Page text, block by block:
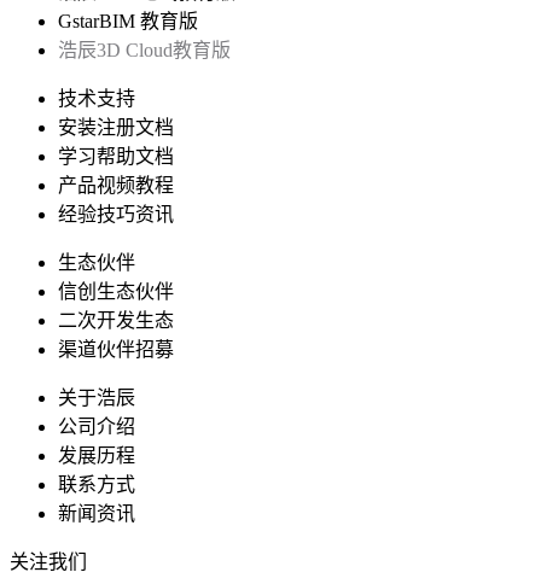
GstarBIM 教育版
浩辰3D Cloud教育版
技术支持
安装注册文档
学习帮助文档
产品视频教程
经验技巧资讯
生态伙伴
信创生态伙伴
二次开发生态
渠道伙伴招募
关于浩辰
公司介绍
发展历程
联系方式
新闻资讯
关注我们